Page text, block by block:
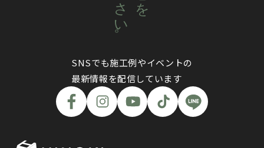
SNSでも施工例やイベントの
最新情報を配信しています